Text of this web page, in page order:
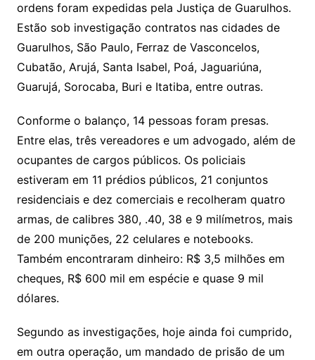
ordens foram expedidas pela Justiça de Guarulhos.
Estão sob investigação contratos nas cidades de
Guarulhos, São Paulo, Ferraz de Vasconcelos,
Cubatão, Arujá, Santa Isabel, Poá, Jaguariúna,
Guarujá, Sorocaba, Buri e Itatiba, entre outras.
Conforme o balanço, 14 pessoas foram presas.
Entre elas, três vereadores e um advogado, além de
ocupantes de cargos públicos. Os policiais
estiveram em 11 prédios públicos, 21 conjuntos
residenciais e dez comerciais e recolheram quatro
armas, de calibres 380, .40, 38 e 9 milímetros, mais
de 200 munições, 22 celulares e notebooks.
Também encontraram dinheiro: R$ 3,5 milhões em
cheques, R$ 600 mil em espécie e quase 9 mil
dólares.
Segundo as investigações, hoje ainda foi cumprido,
em outra operação, um mandado de prisão de um